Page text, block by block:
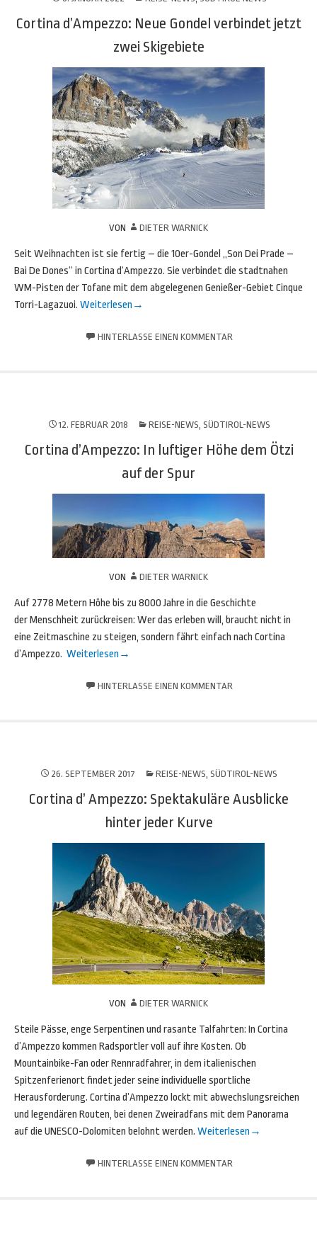
Cortina d’Ampezzo: Neue Gondel verbindet jetzt
zwei Skigebiete
VON DIETER WARNICK
Seit Weihnachten ist sie fertig – die 10er-Gondel „Son Dei Prade –
Bai De Dones“ in Cortina d‘Ampezzo. Sie verbindet die stadtnahen
WM-Pisten der Tofane mit dem abgelegenen Genießer-Gebiet Cinque
Torri-Lagazuoi. Weiterlesen →
HINTERLASSE EINEN KOMMENTAR
12. FEBRUAR 2018 REISE-NEWS, SÜDTIROL-NEWS
Cortina d’Ampezzo: In luftiger Höhe dem Ötzi
auf der Spur
VON DIETER WARNICK
Auf 2778 Metern Höhe bis zu 8000 Jahre in die Geschichte
der Menschheit zurückreisen: Wer das erleben will, braucht nicht in
eine Zeitmaschine zu steigen, sondern fährt einfach nach Cortina
d’Ampezzo. Weiterlesen →
HINTERLASSE EINEN KOMMENTAR
26. SEPTEMBER 2017 REISE-NEWS, SÜDTIROL-NEWS
Cortina d’ Ampezzo: Spektakuläre Ausblicke
hinter jeder Kurve
VON DIETER WARNICK
Steile Pässe, enge Serpentinen und rasante Talfahrten: In Cortina
d’Ampezzo kommen Radsportler voll auf ihre Kosten. Ob
Mountainbike-Fan oder Rennradfahrer, in dem italienischen
Spitzenferienort findet jeder seine individuelle sportliche
Herausforderung. Cortina d’Ampezzo lockt mit abwechslungsreichen
und legendären Routen, bei denen Zweiradfans mit dem Panorama
auf die UNESCO-Dolomiten belohnt werden. Weiterlesen →
HINTERLASSE EINEN KOMMENTAR